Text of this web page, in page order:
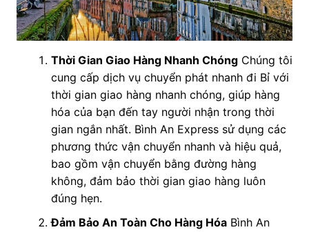
Thời Gian Giao Hàng Nhanh ChóngChúng tôi
cung cấp dịch vụ chuyển phát nhanh đi Bỉ với
thời gian giao hàng nhanh chóng, giúp hàng
hóa của bạn đến tay người nhận trong thời
gian ngắn nhất. Bình An Express sử dụng các
phương thức vận chuyển nhanh và hiệu quả,
bao gồm vận chuyển bằng đường hàng
không, đảm bảo thời gian giao hàng luôn
đúng hẹn.
Đảm Bảo An Toàn Cho Hàng HóaBình An